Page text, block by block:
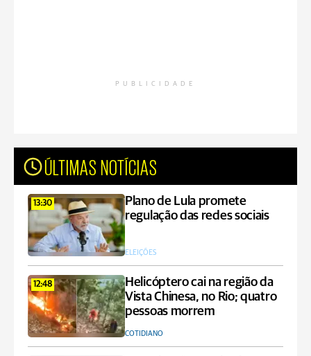
PUBLICIDADE
ÚLTIMAS NOTÍCIAS
13:30
Plano de Lula promete
regulação das redes sociais
ELEIÇÕES
12:48
Helicóptero cai na região da
Vista Chinesa, no Rio; quatro
pessoas morrem
COTIDIANO